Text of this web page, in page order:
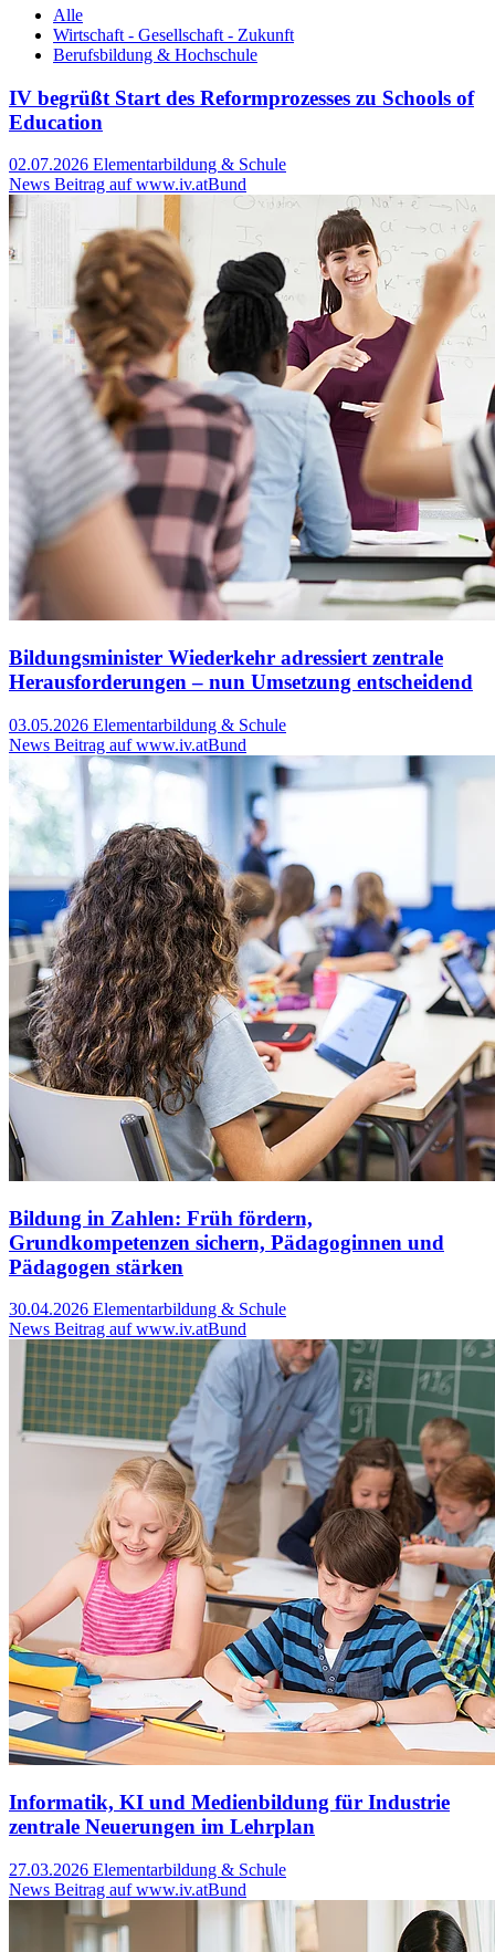
Alle
Wirtschaft - Gesellschaft - Zukunft
Berufsbildung & Hochschule
IV begrüßt Start des Reformprozesses zu Schools of
Education
02.07.2026 Elementarbildung & Schule
News Beitrag auf www.iv.atBund
Bildungsminister Wiederkehr adressiert zentrale
Herausforderungen – nun Umsetzung entscheidend
03.05.2026 Elementarbildung & Schule
News Beitrag auf www.iv.atBund
Bildung in Zahlen: Früh fördern,
Grundkompetenzen sichern, Pädagoginnen und
Pädagogen stärken
30.04.2026 Elementarbildung & Schule
News Beitrag auf www.iv.atBund
Informatik, KI und Medienbildung für Industrie
zentrale Neuerungen im Lehrplan
27.03.2026 Elementarbildung & Schule
News Beitrag auf www.iv.atBund